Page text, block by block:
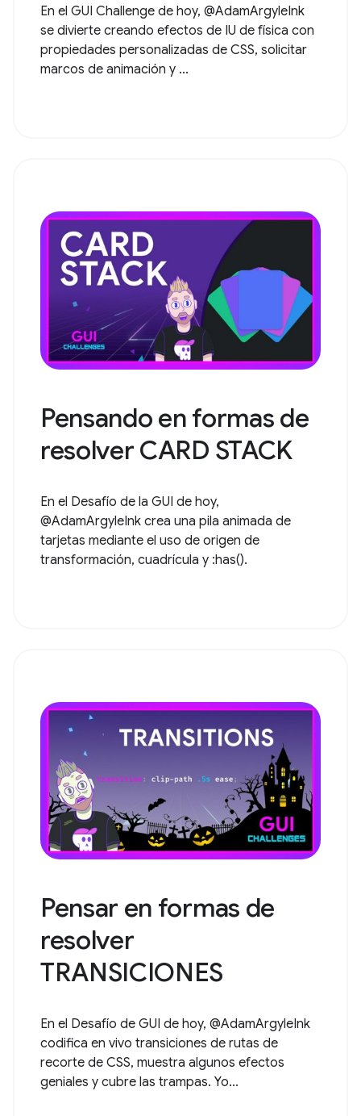
En el GUI Challenge de hoy, @AdamArgyleInk
se divierte creando efectos de IU de física con
propiedades personalizadas de CSS, solicitar
marcos de animación y ...
Pensando en formas de
resolver CARD STACK
En el Desafío de la GUI de hoy,
@AdamArgyleInk crea una pila animada de
tarjetas mediante el uso de origen de
transformación, cuadrícula y :has().
Pensar en formas de
resolver
TRANSICIONES
En el Desafío de GUI de hoy, @AdamArgyleInk
codifica en vivo transiciones de rutas de
recorte de CSS, muestra algunos efectos
geniales y cubre las trampas. Yo...